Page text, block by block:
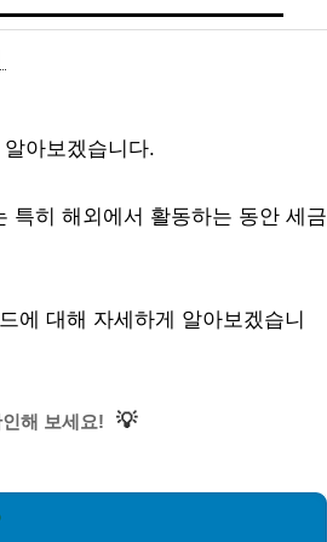
아보겠습니다.
특히 해외에서 활동하는 동안 세금
에 대해 자세하게 알아보겠습니
해 보세요! 💡